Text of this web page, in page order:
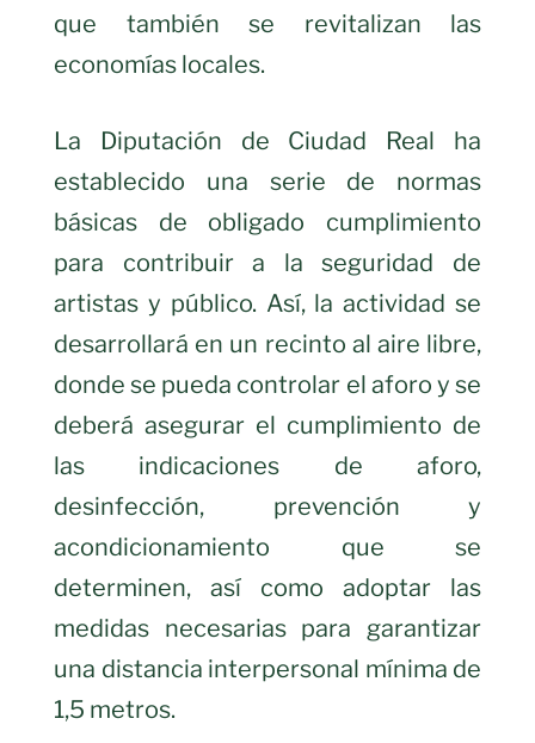
que también se revitalizan las
economías locales.
La Diputación de Ciudad Real ha
establecido una serie de normas
básicas de obligado cumplimiento
para contribuir a la seguridad de
artistas y público. Así, la actividad se
desarrollará en un recinto al aire libre,
donde se pueda controlar el aforo y se
deberá asegurar el cumplimiento de
las indicaciones de aforo,
desinfección, prevención y
acondicionamiento que se
determinen, así como adoptar las
medidas necesarias para garantizar
una distancia interpersonal mínima de
1,5 metros.